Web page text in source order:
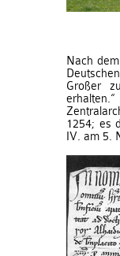
Nach
Großer
1254; es
IV. am 5.